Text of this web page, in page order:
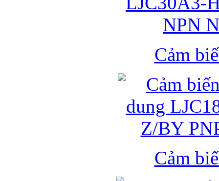
Cảm
Cảm